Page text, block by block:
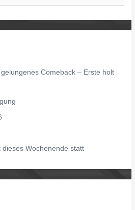
Comeback – Erste holt
Wochenende statt